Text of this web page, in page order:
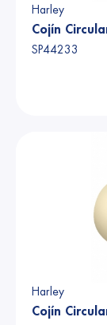
Harley
Cojín
SP44233
Harley
Cojín